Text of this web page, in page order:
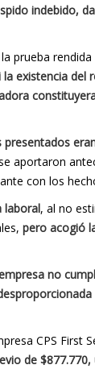
indebido,
prueba
existencia del
aportaron
con los
laboral, al no
pero acogió
no
CPS First
de